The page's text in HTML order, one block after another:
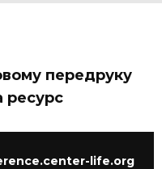
передруку
ресурс
life.org